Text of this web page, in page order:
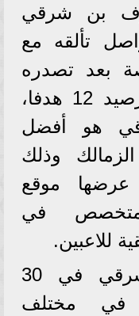
بن شرقي
تألقه مع
بعد تصدره
لقائمة هدافي الدورى برصيد 12 هدفا،
هو أفضل
وذلك
عرضها موقع
في
للاعبين.
وشارك اشرف بن شرقي في 30
في مختلف